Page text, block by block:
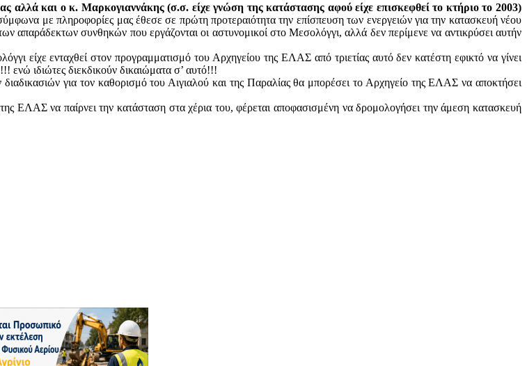
και ο κ. Μαρκογιαννάκης (σ.σ. είχε γνώση της κατάστασης αφού είχε επισκεφθεί το κτήριο το 2003)
με πληροφορίες μας έθεσε σε πρώτη προτεραιότητα την επίσπευση των ενεργειών για την κατασκευή νέου
συνθηκών που εργάζονται οι αστυνομικοί στο Μεσολόγγι, αλλά δεν περίμενε να αντικρύσει αυτήν
είχε ενταχθεί στον προγραμματισμό του Αρχηγείου της ΕΛΑΣ από τριετίας αυτό δεν κατέστη εφικτό να γίνει
ενώ ιδιώτες διεκδικούν δικαιώματα σ’ αυτό!!!
για τον καθορισμό του Αιγιαλού και της Παραλίας θα μπορέσει το Αρχηγείο της ΕΛΑΣ να αποκτήσει
να παίρνει την κατάσταση στα χέρια του, φέρεται αποφασισμένη να δρομολογήσει την άμεση κατασκευή